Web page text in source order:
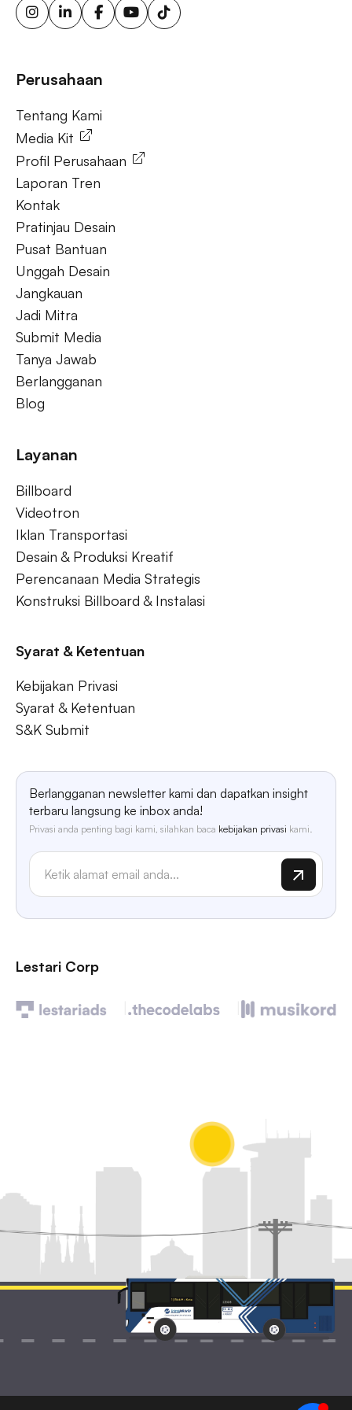
reklame energi terbarukan, papan reklame tenaga surya,
ooh untuk bisnis kecil, aktivasi merek luar ruang.
Tentang Kami
Perusahaan
Tentang Kami
Media Kit
Profil Perusahaan
Laporan Tren
Kontak
Pratinjau Desain
Pusat Bantuan
Unggah Desain
Jangkauan
Jadi Mitra
Submit Media
Tanya Jawab
Berlangganan
Blog
Layanan
Billboard
Videotron
Iklan Transportasi
Desain & Produksi Kreatif
Perencanaan Media Strategis
Konstruksi Billboard & Instalasi
Syarat & Ketentuan
Kebijakan Privasi
Syarat & Ketentuan
S&K Submit
Berlangganan newsletter kami dan dapatkan insight
terbaru langsung ke inbox anda!
Privasi anda penting bagi kami, silahkan baca kebijakan privasi kami.
Lestari Corp